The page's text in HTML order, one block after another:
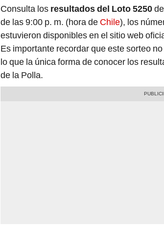
Consulta los resultados del Loto 5250
de las 9:00 p. m. (hora de Chile), los
estuvieron disponibles en el sitio web
Es importante recordar que este sorteo
lo que la única forma de conocer los
de la Polla.